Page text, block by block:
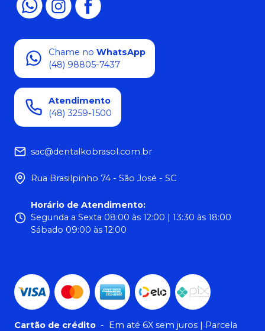
Chame no WhatsApp
(48) 98805-7437
Atendimento
(48) 3259-1500
sac@dentalkobrasol.com.br
Rua Brasilpinho 74 - São José - SC
Horário de Atendimento:
Segunda a Sexta 08:00 às 12:00 | 13:30 às 18:00
Sábado 09:00 às 12:00
Cartão de crédito - Em até 6X sem juros | Parcela